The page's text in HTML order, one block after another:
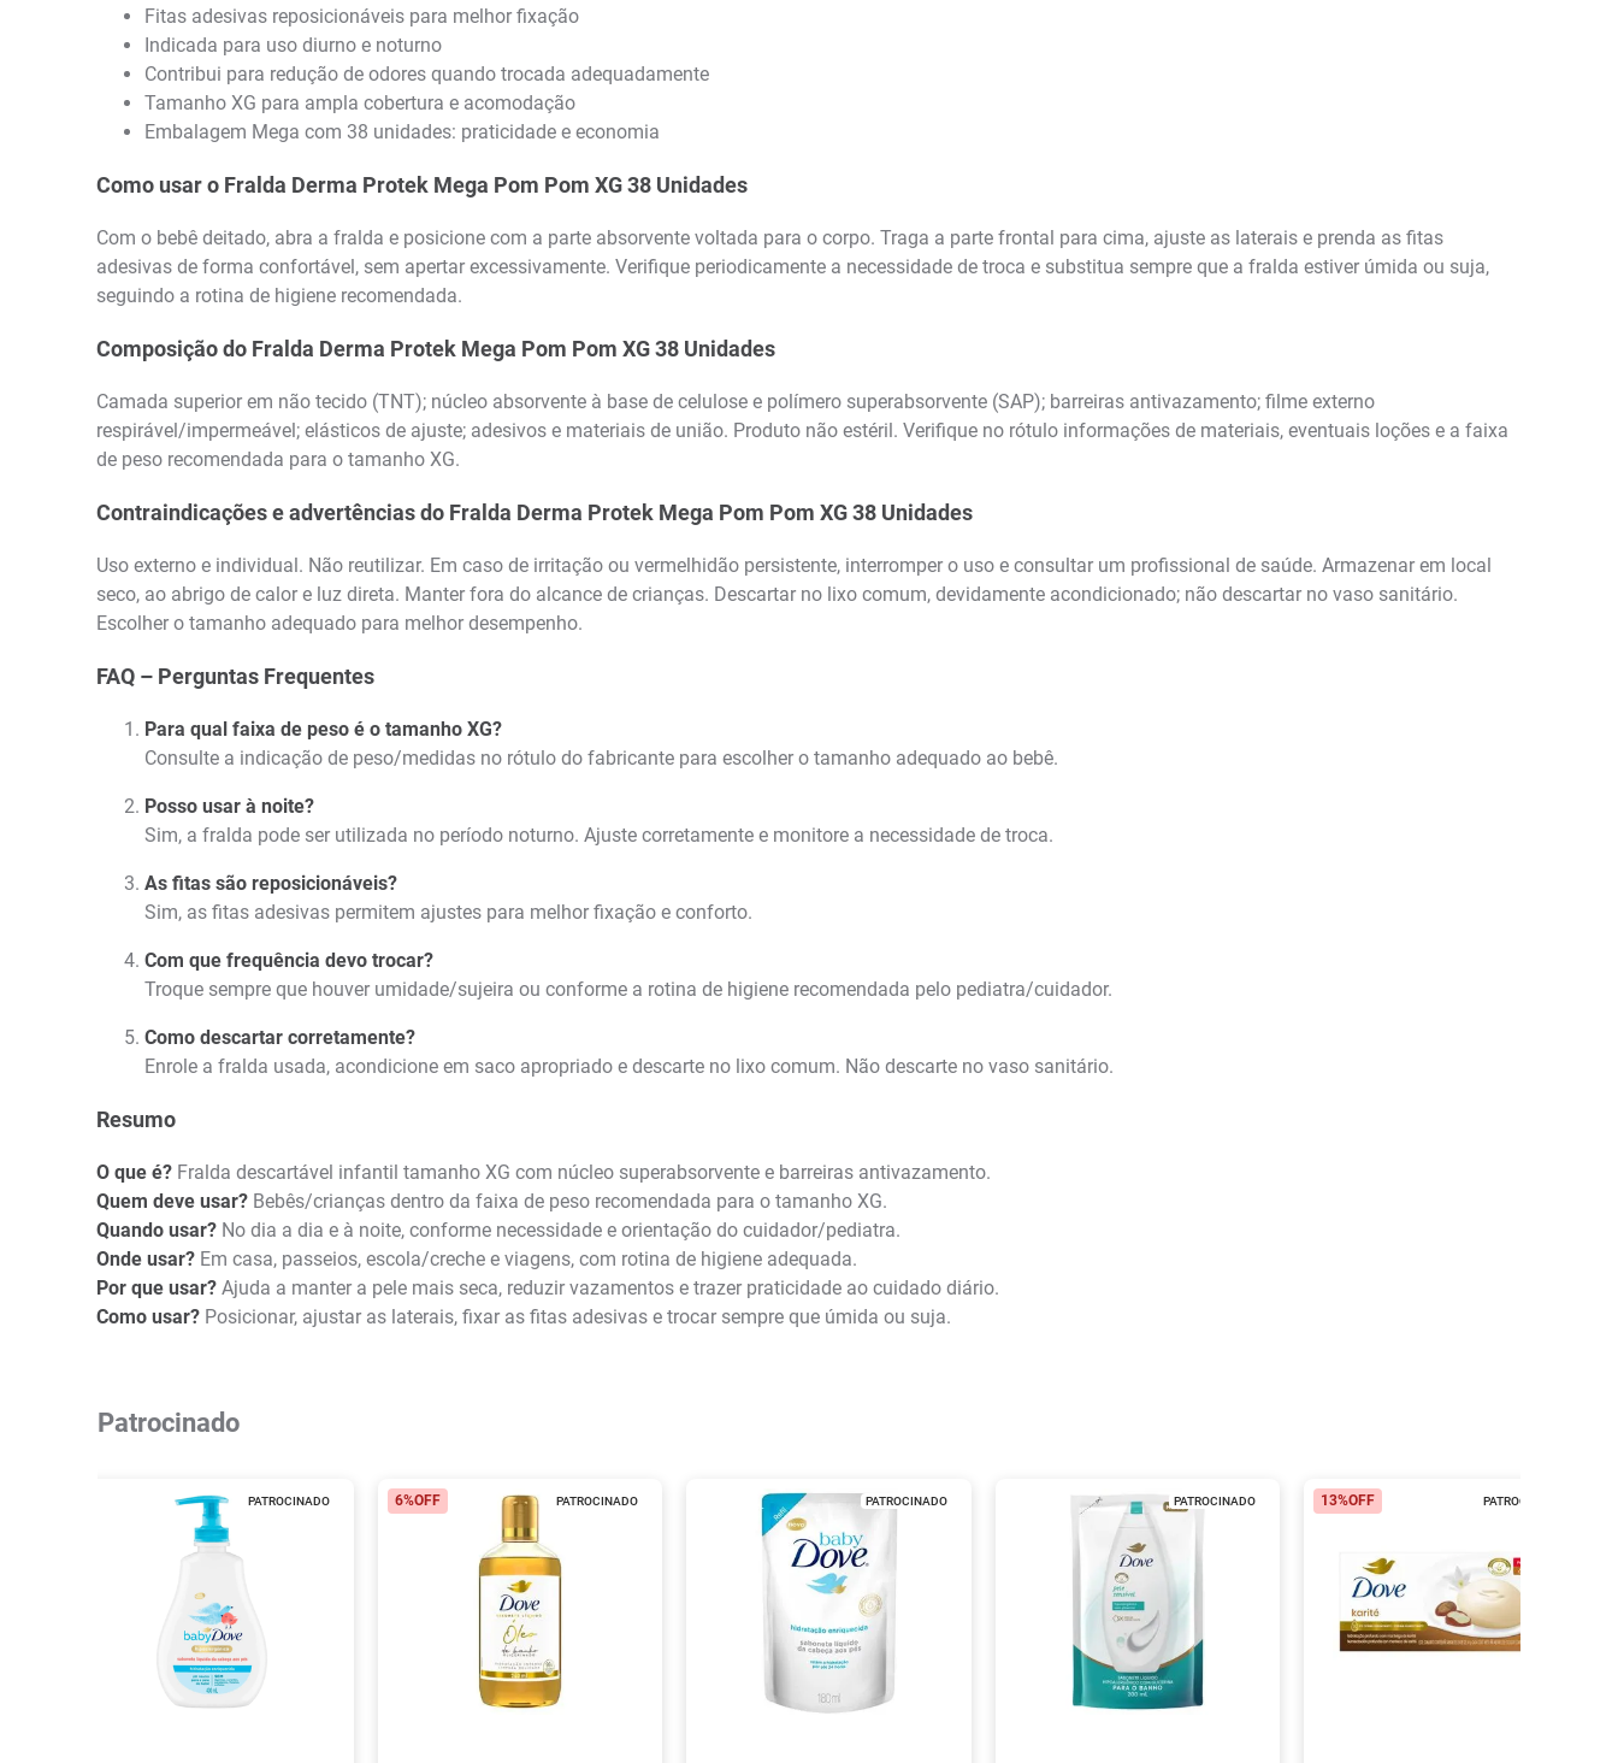
Fitas adesivas reposicionáveis para melhor fixação
Indicada para uso diurno e noturno
Contribui para redução de odores quando trocada adequadamente
Tamanho XG para ampla cobertura e acomodação
Embalagem Mega com 38 unidades: praticidade e economia
Como usar o Fralda Derma Protek Mega Pom Pom XG 38 Unidades
Com o bebê deitado, abra a fralda e posicione com a parte absorvente voltada para o corpo. Traga a parte frontal para cima, ajuste as laterais e prenda as fitas
adesivas de forma confortável, sem apertar excessivamente. Verifique periodicamente a necessidade de troca e substitua sempre que a fralda estiver úmida ou suja,
seguindo a rotina de higiene recomendada.
Composição do Fralda Derma Protek Mega Pom Pom XG 38 Unidades
Camada superior em não tecido (TNT); núcleo absorvente à base de celulose e polímero superabsorvente (SAP); barreiras antivazamento; filme externo
respirável/impermeável; elásticos de ajuste; adesivos e materiais de união. Produto não estéril. Verifique no rótulo informações de materiais, eventuais loções e a faixa
de peso recomendada para o tamanho XG.
Contraindicações e advertências do Fralda Derma Protek Mega Pom Pom XG 38 Unidades
Uso externo e individual. Não reutilizar. Em caso de irritação ou vermelhidão persistente, interromper o uso e consultar um profissional de saúde. Armazenar em local
seco, ao abrigo de calor e luz direta. Manter fora do alcance de crianças. Descartar no lixo comum, devidamente acondicionado; não descartar no vaso sanitário.
Escolher o tamanho adequado para melhor desempenho.
FAQ – Perguntas Frequentes
Para qual faixa de peso é o tamanho XG?
Consulte a indicação de peso/medidas no rótulo do fabricante para escolher o tamanho adequado ao bebê.
Posso usar à noite?
Sim, a fralda pode ser utilizada no período noturno. Ajuste corretamente e monitore a necessidade de troca.
As fitas são reposicionáveis?
Sim, as fitas adesivas permitem ajustes para melhor fixação e conforto.
Com que frequência devo trocar?
Troque sempre que houver umidade/sujeira ou conforme a rotina de higiene recomendada pelo pediatra/cuidador.
Como descartar corretamente?
Enrole a fralda usada, acondicione em saco apropriado e descarte no lixo comum. Não descarte no vaso sanitário.
Resumo
O que é? Fralda descartável infantil tamanho XG com núcleo superabsorvente e barreiras antivazamento.
Quem deve usar? Bebês/crianças dentro da faixa de peso recomendada para o tamanho XG.
Quando usar? No dia a dia e à noite, conforme necessidade e orientação do cuidador/pediatra.
Onde usar? Em casa, passeios, escola/creche e viagens, com rotina de higiene adequada.
Por que usar? Ajuda a manter a pele mais seca, reduzir vazamentos e trazer praticidade ao cuidado diário.
Como usar? Posicionar, ajustar as laterais, fixar as fitas adesivas e trocar sempre que úmida ou suja.
Patrocinado
PATROCINADO PATROCINADO
6%OFF PATROCINADO PATROCINADO PATROCINADO
13%OFF